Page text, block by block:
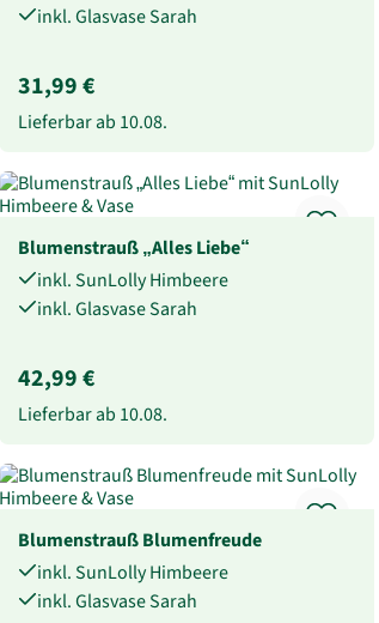
inkl. Glasvase Sarah
31,99 €
Lieferbar ab 10.08.
Blumenstrauß „Alles Liebe“
inkl. SunLolly Himbeere
inkl. Glasvase Sarah
42,99 €
Lieferbar ab 10.08.
Blumenstrauß Blumenfreude
inkl. SunLolly Himbeere
inkl. Glasvase Sarah